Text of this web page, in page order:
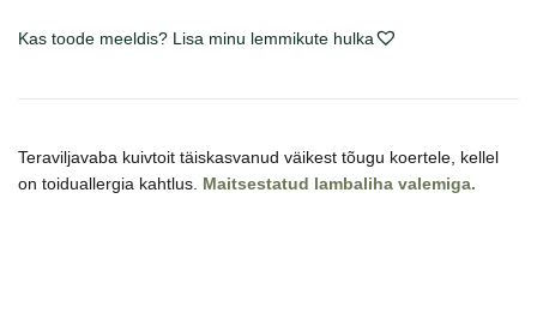
sausas
Kas toode meeldis? Lisa minu lemmikute hulka
Teraviljavaba kuivtoit täiskasvanud väikest tõugu koertele, kellel
on toiduallergia kahtlus. Maitsestatud lambaliha valemiga.